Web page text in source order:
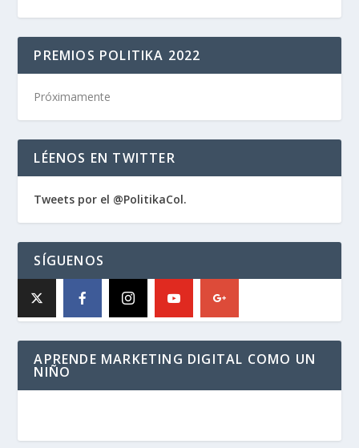
PREMIOS POLITIKA 2022
Próximamente
LÉENOS EN TWITTER
Tweets por el @PolitikaCol.
SÍGUENOS
APRENDE MARKETING DIGITAL COMO UN
NIÑO